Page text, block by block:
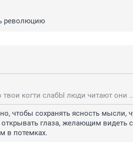
революцию
чтобы сохранять ясность мысли,
открывать глаза, желающим видеть
в потемках.